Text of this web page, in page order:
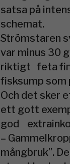
satsa på
schemat.
Strömstaren
var minus 30
riktigt feta
fisksump som
Och det sker
ett gott
god
–
mångbruk”.